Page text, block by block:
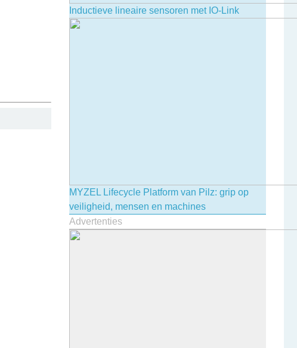
Inductieve lineaire sensoren met IO-Link
MYZEL Lifecycle Platform van Pilz: grip op
veiligheid, mensen en machines
Advertenties